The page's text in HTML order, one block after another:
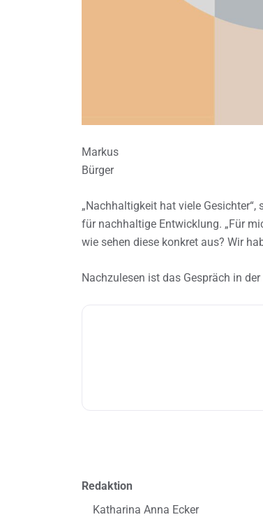
Markus
Bürger
„Nachhaltigkeit hat viele
für nachhaltige Entwicklung. „Für
wie sehen diese konkret aus? Wir
Nachzulesen ist das Gespräch in
Redaktion
Katharina Anna Ecker